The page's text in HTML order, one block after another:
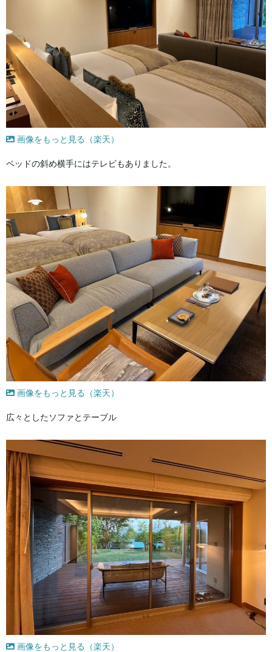
画像をもっと見る（楽天）
ベッドの斜め横手にはテレビもありました。
画像をもっと見る（楽天）
広々としたソファとテーブル
画像をもっと見る（楽天）